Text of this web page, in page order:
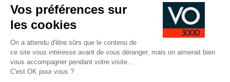
connecter à votre compte client !
Pour plus de de détails sur nos offres de financement,
cliquez ici